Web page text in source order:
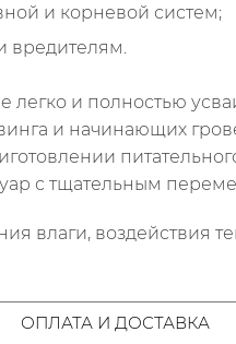
и корневой систем;
вредителям.
легко и полностью
и начинающих
с тщательным
влаги, воздействия
ОПЛАТА И ДОСТАВКА